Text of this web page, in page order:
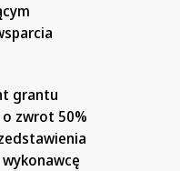
grantu
o zwrot 50%